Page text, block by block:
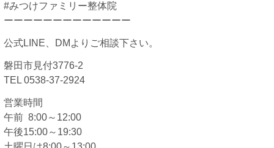
#みつけファミリー整体院
ーーーーーーーーーーーーー
公式LINE、DMよりご相談下さい。
磐田市見付3776-2
TEL 0538-37-2924
営業時間
午前 8:00～12:00
午後15:00～19:30